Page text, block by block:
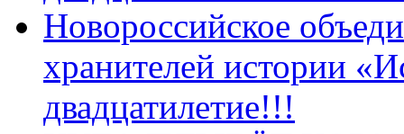
Новороссийское
хранителей истории
двадцатилетие!!!